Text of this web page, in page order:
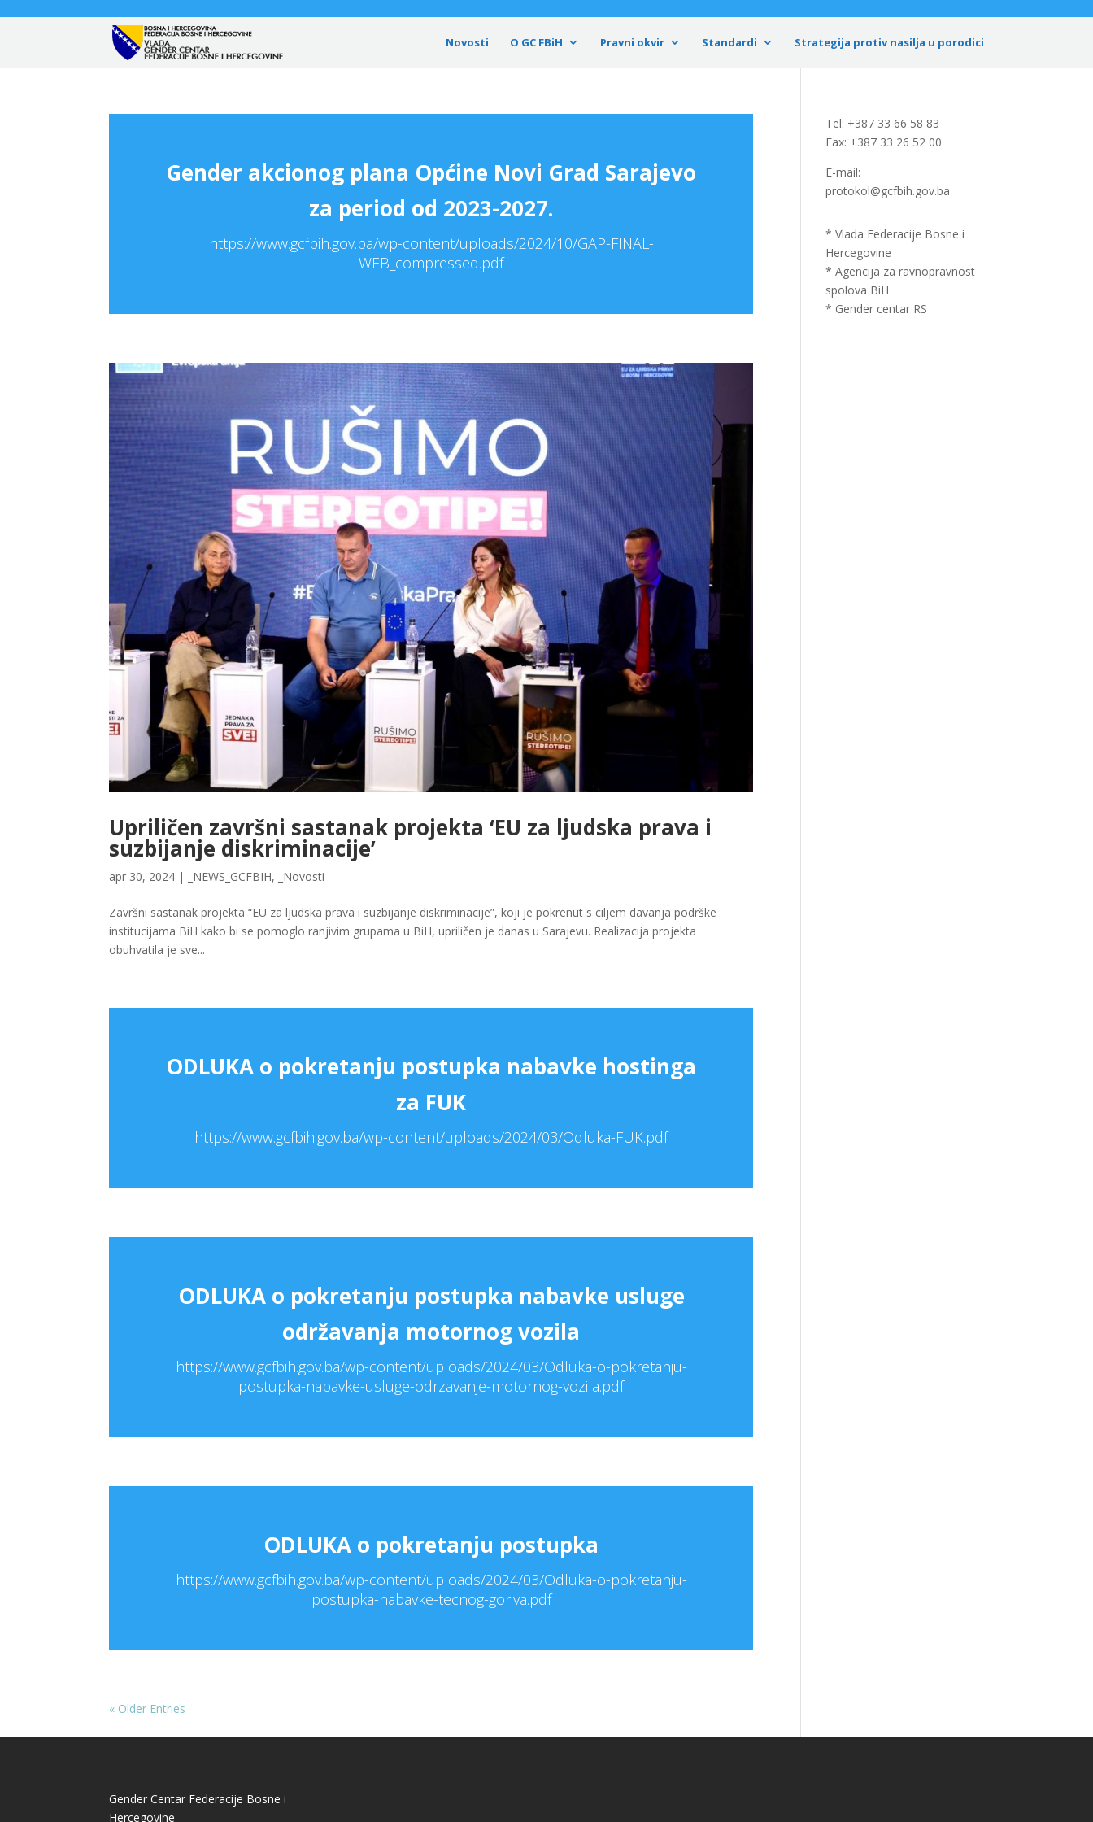
Novosti O GC FBiH Pravni okvir Standardi Strategija protiv nasilja u porodici
Gender akcionog plana Općine Novi Grad Sarajevo
za period od 2023-2027.
https://www.gcfbih.gov.ba/wp-content/uploads/2024/10/GAP-FINAL-
WEB_compressed.pdf
Upriličen završni sastanak projekta ‘EU za ljudska prava i
suzbijanje diskriminacije’
apr 30, 2024 | _NEWS_GCFBIH, _Novosti
Završni sastanak projekta “EU za ljudska prava i suzbijanje diskriminacije”, koji je pokrenut s ciljem davanja podrške
institucijama BiH kako bi se pomoglo ranjivim grupama u BiH, upriličen je danas u Sarajevu. Realizacija projekta
obuhvatila je sve...
ODLUKA o pokretanju postupka nabavke hostinga
za FUK
https://www.gcfbih.gov.ba/wp-content/uploads/2024/03/Odluka-FUK.pdf
ODLUKA o pokretanju postupka nabavke usluge
održavanja motornog vozila
https://www.gcfbih.gov.ba/wp-content/uploads/2024/03/Odluka-o-pokretanju-
postupka-nabavke-usluge-odrzavanje-motornog-vozila.pdf
ODLUKA o pokretanju postupka
https://www.gcfbih.gov.ba/wp-content/uploads/2024/03/Odluka-o-pokretanju-
postupka-nabavke-tecnog-goriva.pdf
« Older Entries
Tel: +387 33 66 58 83
Fax: +387 33 26 52 00
E-mail:
protokol@gcfbih.gov.ba
* Vlada Federacije Bosne i
Hercegovine
* Agencija za ravnopravnost
spolova BiH
* Gender centar RS
Gender Centar Federacije Bosne i
Hercegovine